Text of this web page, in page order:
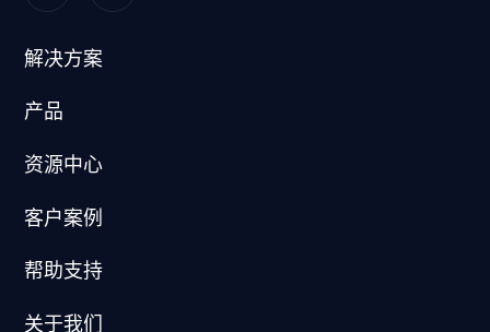
解决方案
产品
资源中心
客户案例
帮助支持
关于我们